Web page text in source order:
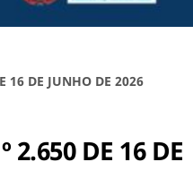
16 DE JUNHO DE 2026
DE 16 DE